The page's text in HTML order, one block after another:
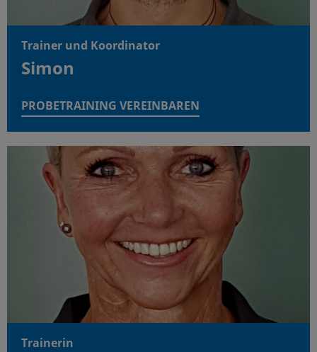
Trainer und Koordinator
Simon
PROBETRAINING VEREINBAREN
Trainerin